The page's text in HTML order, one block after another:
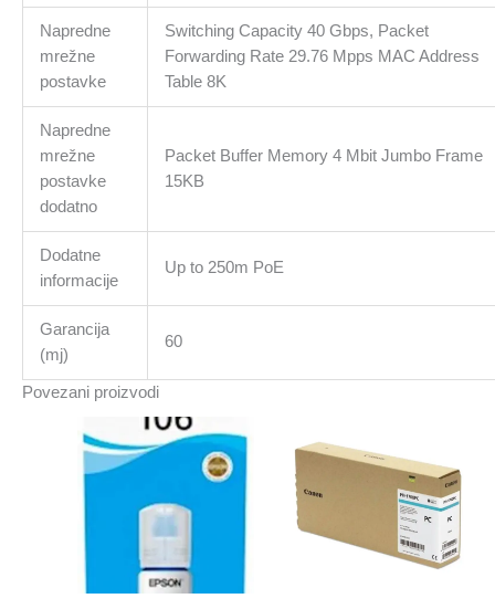
Napredne
mrežne
postavke
Switching Capacity 40 Gbps, Packet
Forwarding Rate 29.76 Mpps MAC Address
Table 8K
Napredne
mrežne
postavke
dodatno
Packet Buffer Memory 4 Mbit Jumbo Frame
15KB
Dodatne
informacije
Up to 250m PoE
Garancija
(mj)
60
Povezani proizvodi